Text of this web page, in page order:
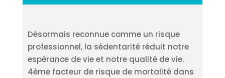
Désormais reconnue comme un risque
professionnel, la sédentarité réduit notre
espérance de vie et notre qualité de vie.
4ème facteur de risque de mortalité dans